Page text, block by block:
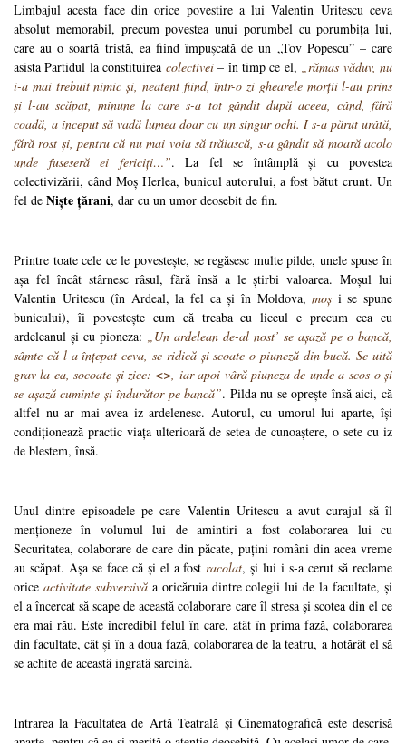
Limbajul acesta face din orice povestire a lui Valentin Uritescu ceva
absolut memorabil, precum povestea unui porumbel cu porumbița lui,
care au o soartă tristă, ea fiind împușcată de un „Tov Popescu” – care
asista Partidul la constituirea colectivei– în timp ce el, „rămas văduv, nu
i-a mai trebuit nimic și, neatent fiind, într-o zi ghearele morții l-au prins
și l-au scăpat, minune la care s-a tot gândit după aceea, când, fără
coadă, a început să vadă lumea doar cu un singur ochi. I s-a părut urâtă,
fără rost și, pentru că nu mai voia să trăiască, s-a gândit să moară acolo
unde fuseseră ei fericiți…”. La fel se întâmplă și cu povestea
colectivizării, când Moș Herlea, bunicul autorului, a fost bătut crunt. Un
fel de Niște țărani, dar cu un umor deosebit de fin.
Printre toate cele ce le povestește, se regăsesc multe pilde, unele spuse în
așa fel încât stârnesc râsul, fără însă a le știrbi valoarea. Moșul lui
Valentin Uritescu (în Ardeal, la fel ca și în Moldova,moș i se spune
bunicului), îi povestește cum că treaba cu liceul e precum cea cu
ardeleanul și cu pioneza: „Un ardelean de-al nost’ se așază pe o bancă,
sâmte că l-a înțepat ceva, se ridică și scoate o piuneză din bucă. Se uită
grav la ea, socoate și zice: <>, iar apoi vâră piuneza de unde a scos-o și
se așază cuminte și îndurător pe bancă”. Pilda nu se oprește însă aici, că
altfel nu ar mai avea iz ardelenesc. Autorul, cu umorul lui aparte, își
condiționează practic viața ulterioară de setea de cunoaștere, o sete cu iz
de blestem, însă.
Unul dintre episoadele pe care Valentin Uritescu a avut curajul să îl
menționeze în volumul lui de amintiri a fost colaborarea lui cu
Securitatea, colaborare de care din păcate, puțini români din acea vreme
au scăpat. Așa se face că și el a fostracolat, și lui i s-a cerut să reclame
orice activitate subversivăa oricăruia dintre colegii lui de la facultate, și
el a încercat să scape de această colaborare care îl stresa și scotea din el ce
era mai rău. Este incredibil felul în care, atât în prima fază, colaborarea
din facultate, cât și în a doua fază, colaborarea de la teatru, a hotărât el să
se achite de această ingrată sarcină.
Intrarea la Facultatea de Artă Teatrală și Cinematografică este descrisă